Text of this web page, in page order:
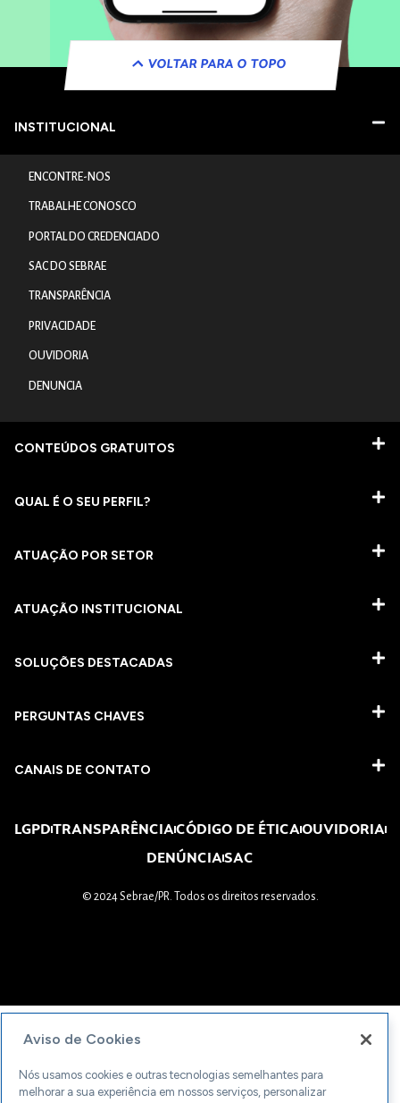
VOLTAR PARA O TOPO
INSTITUCIONAL
ENCONTRE-NOS
TRABALHE CONOSCO
PORTAL DO CREDENCIADO
SAC DO SEBRAE
TRANSPARÊNCIA
PRIVACIDADE
OUVIDORIA
DENUNCIA
CONTEÚDOS GRATUITOS
QUAL É O SEU PERFIL?
ATUAÇÃO POR SETOR
ATUAÇÃO INSTITUCIONAL
SOLUÇÕES DESTACADAS
PERGUNTAS CHAVES​
CANAIS DE CONTATO
LGPDTRANSPARÊNCIACÓDIGO DE ÉTICAOUVIDORIA
DENÚNCIASAC
© 2024 Sebrae/PR. Todos os direitos reservados.
Aviso de Cookies
Nós usamos cookies e outras tecnologias semelhantes para
melhorar a sua experiência em nossos serviços, personalizar